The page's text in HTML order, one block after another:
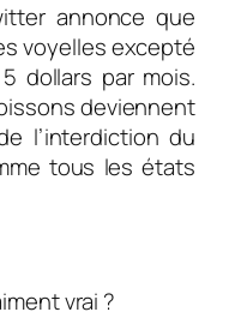
annonce que
voyelles excepté
dollars par mois.
deviennent
l’interdiction du
tous les états
vrai ?